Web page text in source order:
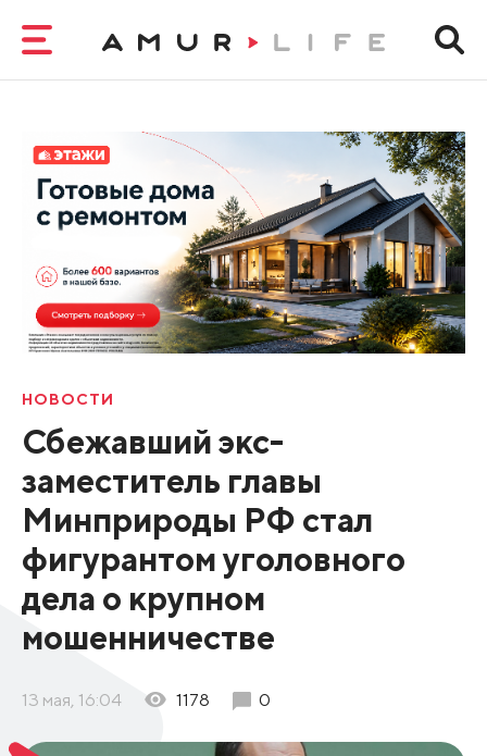
НОВОСТИ
Сбежавший экс-
заместитель главы
Минприроды РФ стал
фигурантом уголовного
дела о крупном
мошенничестве
13 мая, 16:04 1178 0